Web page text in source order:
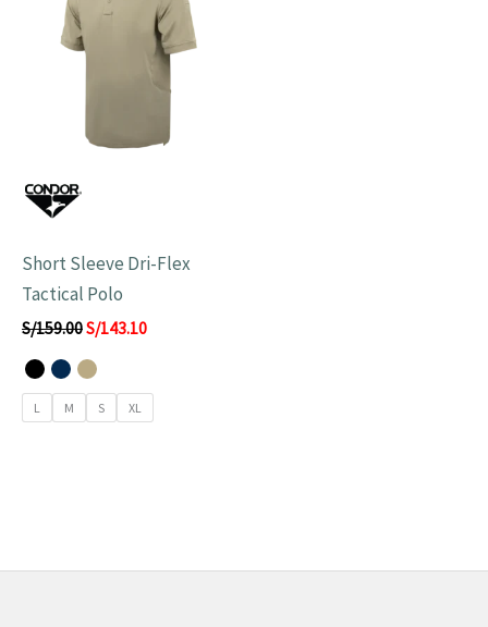
Short Sleeve Dri-Flex
Tactical Polo
S/159.00
era:
S/143.10
es:
S/143.10.
L M S XL